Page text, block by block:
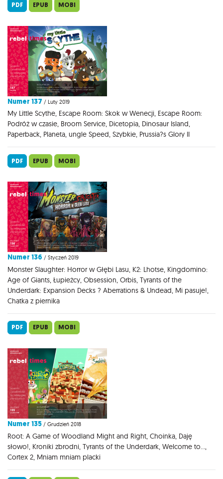
PDF EPUB MOBI
Numer 137 / Luty 2019
My Little Scythe, Escape Room: Skok w Wenecji, Escape Room:
Podróż w czasie, Broom Service, Dicetopia, Dinosaur Island,
Paperback, Planeta, ungle Speed, Szybkie, Prussia?s Glory II
PDF EPUB MOBI
Numer 136 / Styczeń 2019
Monster Slaughter: Horror w Głębi Lasu, K2: Lhotse, Kingdomino:
Age of Giants, Łupieżcy, Obsession, Orbis, Tyrants of the
Underdark: Expansion Decks ? Aberrations & Undead, Mi pasuje!,
Chatka z piernika
PDF EPUB MOBI
Numer 135 / Grudzień 2018
Root: A Game of Woodland Might and Right, Choinka, Daję
słowo!, Kroniki zbrodni, Tyrants of the Underdark, Welcome to...,
Cortex 2, Mniam mniam placki